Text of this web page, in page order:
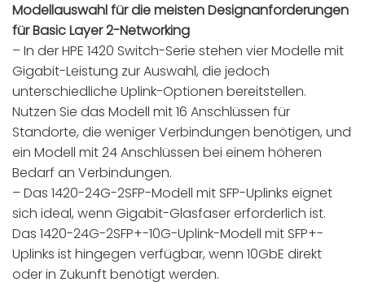
Modellauswahl für die meisten Designanforderungen
für Basic Layer 2-Networking
– In der HPE 1420 Switch-Serie stehen vier Modelle mit
Gigabit-Leistung zur Auswahl, die jedoch
unterschiedliche Uplink-Optionen bereitstellen.
Nutzen Sie das Modell mit 16 Anschlüssen für
Standorte, die weniger Verbindungen benötigen, und
ein Modell mit 24 Anschlüssen bei einem höheren
Bedarf an Verbindungen.
– Das 1420-24G-2SFP-Modell mit SFP-Uplinks eignet
sich ideal, wenn Gigabit-Glasfaser erforderlich ist.
Das 1420-24G-2SFP+-10G-Uplink-Modell mit SFP+-
Uplinks ist hingegen verfügbar, wenn 10GbE direkt
oder in Zukunft benötigt werden.